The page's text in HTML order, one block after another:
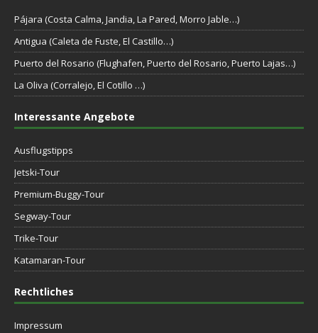
Pájara (Costa Calma, Jandia, La Pared, Morro Jable…)
Antigua (Caleta de Fuste, El Castillo…)
Puerto del Rosario (Flughafen, Puerto del Rosario, Puerto Lajas…)
La Oliva (Corralejo, El Cotillo …)
Interessante Angebote
Ausflugstipps
Jetski-Tour
Premium-Buggy-Tour
Segway-Tour
Trike-Tour
Katamaran-Tour
Rechtliches
Impressum